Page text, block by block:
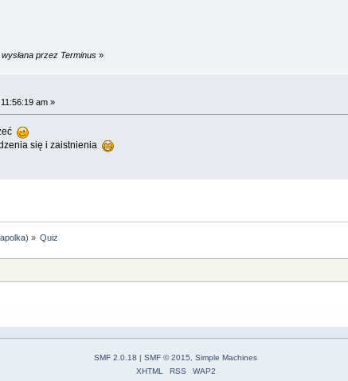
przez Terminus»
am »
się i zaistnienia
) » Quiz
SMF 2.0.18 | SMF © 2015
Simple Machines
XHTML
RSS WAP2